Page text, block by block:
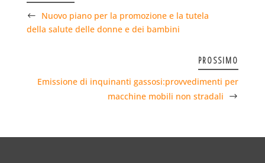
Nuovo piano per la promozione e la tutela
della salute delle donne e dei bambini
PROSSIMO
Emissione di inquinanti gassosi:provvedimenti per
macchine mobili non stradali